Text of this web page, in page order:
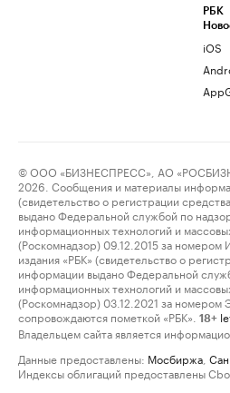
РБК
iOS
© ООО «БИЗНЕСПРЕСС», АО
2026. Сообщения и материалы
(свидетельство о регистрации
выдано Федеральной службой по
информационных технологий и
(Роскомнадзор) 09.12.2015 за
издания «РБК» (свидетельство о
информации выдано Федеральной
информационных технологий и
(Роскомнадзор) 03.12.2021 за
сопровождаются пометкой «РБК».
18+
Владельцем сайта является
Данные предоставлены: Мосбиржа
Индексы облигаций предоставлены